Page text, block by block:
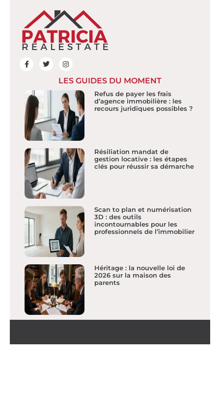
LES GUIDES DU MOMENT
Refus de payer les frais
d’agence immobilière : les
recours juridiques possibles ?
Résiliation mandat de
gestion locative : les étapes
clés pour réussir sa démarche
Scan to plan et numérisation
3D : des outils
incontournables pour les
professionnels de l’immobilier
Héritage : la nouvelle loi de
2026 sur la maison des
parents